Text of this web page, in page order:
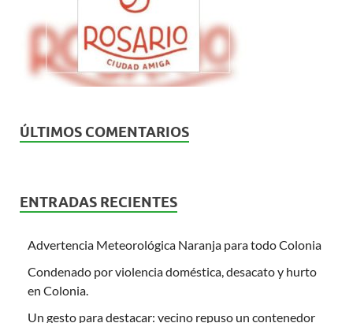
ÚLTIMOS COMENTARIOS
ENTRADAS RECIENTES
Advertencia Meteorológica Naranja para todo Colonia
Condenado por violencia doméstica, desacato y hurto
en Colonia.
Un gesto para destacar: vecino repuso un contenedor